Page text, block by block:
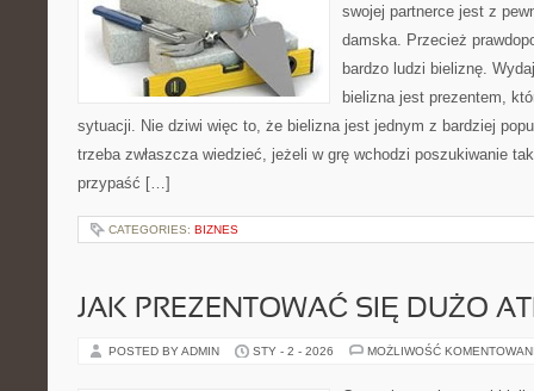
swojej partnerce jest z
damska. Przecież
bardzo ludzi bieliznę.
bielizna jest prezentem,
sytuacji. Nie dziwi więc to, że bielizna jest jednym z bardziej
trzeba zwłaszcza wiedzieć, jeżeli w grę wchodzi poszukiwanie
przypaść […]
CATEGORIES: BIZNES
JAK PREZENTOWAĆ SIĘ DUŻO
POSTED BY ADMIN STY - 2 - 2026 MOŻLIWOŚĆ